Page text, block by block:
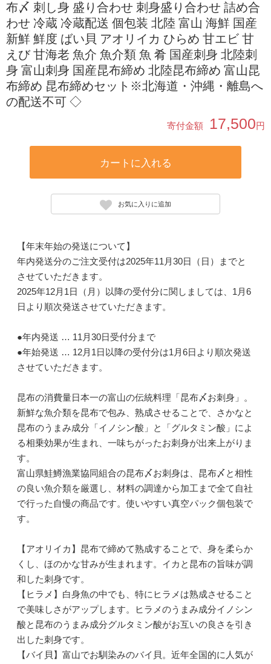
布〆 刺し身 盛り合わせ 刺身盛り合わせ 詰め合
わせ 冷蔵 冷蔵配送 個包装 北陸 富山 海鮮 国産
新鮮 鮮度 ばい貝 アオリイカ ひらめ 甘エビ 甘
えび 甘海老 魚介 魚介類 魚 肴 国産刺身 北陸刺
身 富山刺身 国産昆布締め 北陸昆布締め 富山昆
布締め 昆布締めセット※北海道・沖縄・離島へ
の配送不可 ◇
寄付金額 17,500円
カートに入れる
お気に入りに追加
【年末年始の発送について】
年内発送分のご注文受付は2025年11月30日（日）までと
させていただきます。
2025年12月1日（月）以降の受付分に関しましては、1月6
日より順次発送させていただきます。
●年内発送 … 11月30日受付分まで
●年始発送 … 12月1日以降の受付分は1月6日より順次発送
させていただきます。
昆布の消費量日本一の富山の伝統料理「昆布〆お刺身」。
新鮮な魚介類を昆布で包み、熟成させることで、さかなと
昆布のうまみ成分「イノシン酸」と「グルタミン酸」によ
る相乗効果が生まれ、一味ちがったお刺身が出来上がりま
す。
富山県鮭鱒漁業協同組合の昆布〆お刺身は、昆布〆と相性
の良い魚介類を厳選し、材料の調達から加工まで全て自社
で行った自慢の商品です。使いやすい真空パック個包装で
す。
【アオリイカ】昆布で締めて熟成することで、身を柔らか
くし、ほのかな甘みが生まれます。イカと昆布の旨味が調
和した刺身です。
【ヒラメ】白身魚の中でも、特にヒラメは熟成させること
で美味しさがアップします。ヒラメのうまみ成分イノシン
酸と昆布のうまみ成分グルタミン酸がお互いの良さを引き
出した刺身です。
【バイ貝】富山でお馴染みのバイ貝。近年全国的に人気が